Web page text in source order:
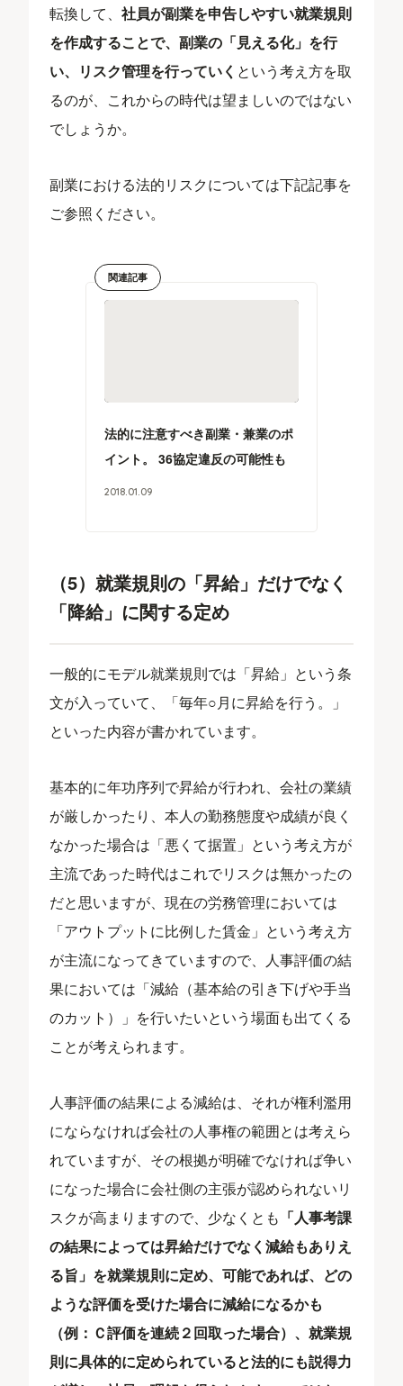
転換して、社員が副業を申告しやすい就業規則
を作成することで、副業の「見える化」を行
い、リスク管理を行っていく という考え方を取
るのが、これからの時代は望ましいのではない
でしょうか。
副業における法的リスクについては下記記事を
ご参照ください。
関連記事
法的に注意すべき副業・兼業のポ
イント。 36協定違反の可能性も
2018 01 09
（5）就業規則の「昇給」だけでなく
「降給」に関する定め
一般的にモデル就業規則では「昇給」という条
文が入っていて、「毎年○月に昇給を行う。」
といった内容が書かれています。
基本的に年功序列で昇給が行われ、会社の業績
が厳しかったり、本人の勤務態度や成績が良く
なかった場合は「悪くて据置」という考え方が
主流であった時代はこれでリスクは無かったの
だと思いますが、現在の労務管理においては
「アウトプットに比例した賃金」という考え方
が主流になってきていますので、人事評価の結
果においては「減給（基本給の引き下げや手当
のカット）」を行いたいという場面も出てくる
ことが考えられます。
人事評価の結果による減給は、それが権利濫用
にならなければ会社の人事権の範囲とは考えら
れていますが、その根拠が明確でなければ争い
になった場合に会社側の主張が認められないリ
スクが高まりますので、少なくとも 「人事考課
の結果によっては昇給だけでなく減給もありえ
る旨」を就業規則に定め、可能であれば、どの
ような評価を受けた場合に減給になるかも
（例：Ｃ評価を連続２回取った場合）、就業規
則に具体的に定められていると法的にも説得力